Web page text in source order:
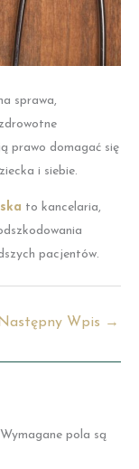
sprawa,
prawo domagać się
i siebie.
to kancelaria,
pacjentów.
Następny Wpis →
Wymagane pola są